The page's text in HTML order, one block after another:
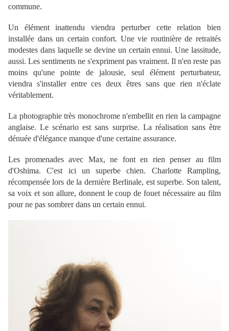
commune.
Un élément inattendu viendra perturber cette relation bien
installée dans un certain confort. Une vie routinière de retraités
modestes dans laquelle se devine un certain ennui. Une lassitude,
aussi. Les sentiments ne s'expriment pas vraiment. Il n'en reste pas
moins qu'une pointe de jalousie, seul élément perturbateur,
viendra s'installer entre ces deux êtres sans que rien n'éclate
véritablement.
La photographie très monochrome n'embellit en rien la campagne
anglaise. Le scénario est sans surprise. La réalisation sans être
dénuée d'élégance manque d'une certaine assurance.
Les promenades avec Max, ne font en rien penser au film
d'Oshima. C'est ici un superbe chien. Charlotte Rampling,
récompensée lors de la dernière Berlinale, est superbe. Son talent,
sa voix et son allure, donnent le coup de fouet nécessaire au film
pour ne pas sombrer dans un certain ennui.